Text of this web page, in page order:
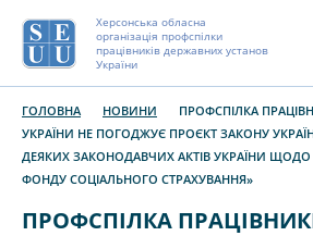
Херсонська обласна
організація профспілки
працівників державних установ
України
ГОЛОВНА НОВИНИ
ПРОФСПІЛКА
УКРАЇНИ НЕ ПОГОДЖУЄ ПРОЄКТ ЗАКОНУ
ДЕЯКИХ ЗАКОНОДАВЧИХ АКТІВ УКРАЇНИ ЩОДО
ФОНДУ СОЦІАЛЬНОГО СТРАХУВАННЯ»
ПРОФСПІЛКА